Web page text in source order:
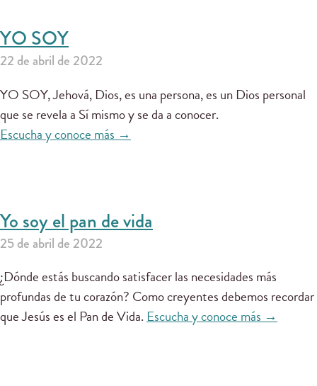
YO SOY
22 de abril de 2022
YO SOY, Jehová, Dios, es una persona, es un Dios personal
que se revela a Sí mismo y se da a conocer.
Escucha y conoce más →
Yo soy el pan de vida
25 de abril de 2022
¿Dónde estás buscando satisfacer las necesidades más
profundas de tu corazón? Como creyentes debemos recordar
que Jesús es el Pan de Vida.Escucha y conoce más →